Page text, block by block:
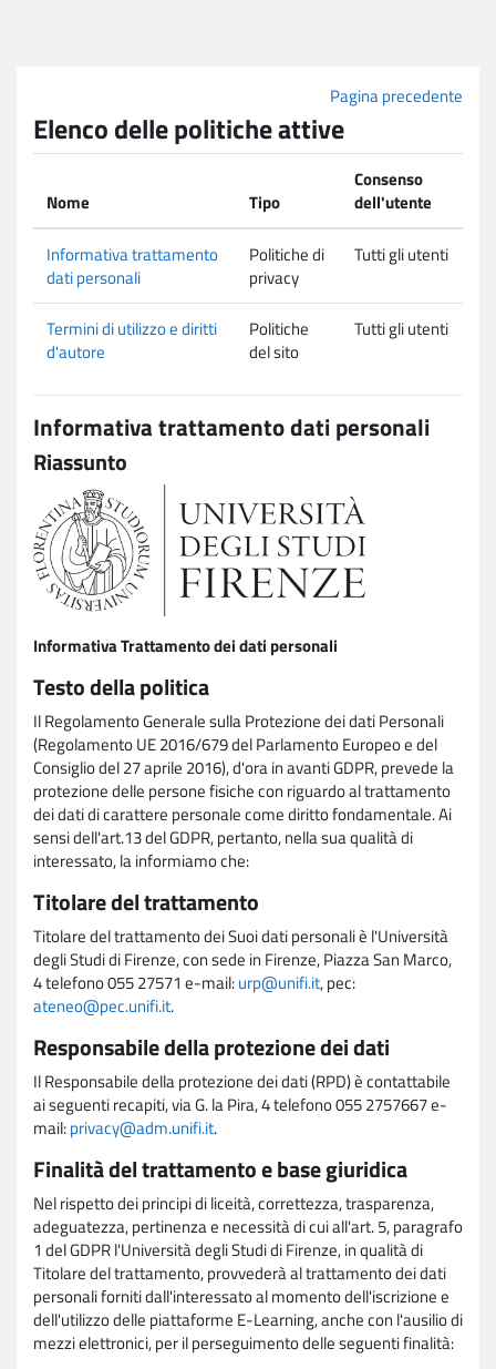
Pagina precedente
Elenco delle politiche attive
Nome Tipo
Consenso
dell'utente
Informativa trattamento
dati personali
Politiche di
privacy
Tutti gli utenti
Termini di utilizzo e diritti
d'autore
Politiche
del sito
Tutti gli utenti
Informativa trattamento dati personali
Riassunto
Informativa Trattamento dei dati personali
Testo della politica
Il Regolamento Generale sulla Protezione dei dati Personali
(Regolamento UE 2016/679 del Parlamento Europeo e del
Consiglio del 27 aprile 2016), d'ora in avanti GDPR, prevede la
protezione delle persone fisiche con riguardo al trattamento
dei dati di carattere personale come diritto fondamentale. Ai
sensi dell'art.13 del GDPR, pertanto, nella sua qualità di
interessato, la informiamo che:
Titolare del trattamento
Titolare del trattamento dei Suoi dati personali è l'Università
degli Studi di Firenze, con sede in Firenze, Piazza San Marco,
4 telefono 055 27571 e-mail:urp@unifi.it, pec:
ateneo@pec.unifi.it.
Responsabile della protezione dei dati
Il Responsabile della protezione dei dati (RPD) è contattabile
ai seguenti recapiti, via G. la Pira, 4 telefono 055 2757667 e-
mail:privacy@adm.unifi.it.
Finalità del trattamento e base giuridica
Nel rispetto dei principi di liceità, correttezza, trasparenza,
adeguatezza, pertinenza e necessità di cui all'art. 5, paragrafo
1 del GDPR l'Università degli Studi di Firenze, in qualità di
Titolare del trattamento, provvederà al trattamento dei dati
personali forniti dall'interessato al momento dell'iscrizione e
dell'utilizzo delle piattaforme E-Learning, anche con l'ausilio di
mezzi elettronici, per il perseguimento delle seguenti finalità: